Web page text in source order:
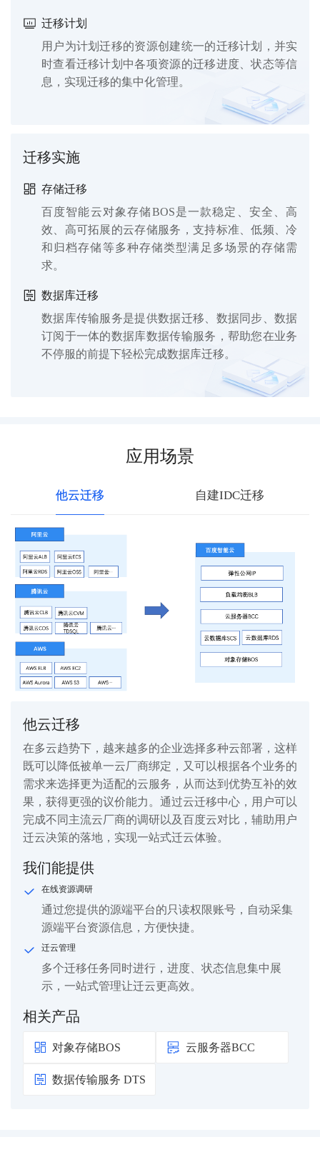
迁移计划
用户为计划迁移的资源创建统一的迁移计划，并实
时查看迁移计划中各项资源的迁移进度、状态等信
息，实现迁移的集中化管理。
迁移实施
存储迁移
百度智能云对象存储BOS是一款稳定、安全、高
效、高可拓展的云存储服务，支持标准、低频、冷
和归档存储等多种存储类型满足多场景的存储需
求。
数据库迁移
数据库传输服务是提供数据迁移、数据同步、数据
订阅于一体的数据库数据传输服务，帮助您在业务
不停服的前提下轻松完成数据库迁移。
应用场景
他云迁移 自建IDC迁移
他云迁移
在多云趋势下，越来越多的企业选择多种云部署，这样
既可以降低被单一云厂商绑定，又可以根据各个业务的
需求来选择更为适配的云服务，从而达到优势互补的效
果，获得更强的议价能力。通过云迁移中心，用户可以
完成不同主流云厂商的调研以及百度云对比，辅助用户
迁云决策的落地，实现一站式迁云体验。
我们能提供
在线资源调研
通过您提供的源端平台的只读权限账号，自动采集
源端平台资源信息，方便快捷。
迁云管理
多个迁移任务同时进行，进度、状态信息集中展
示，一站式管理让迁云更高效。
相关产品
对象存储BOS 云服务器BCC
数据传输服务 DTS